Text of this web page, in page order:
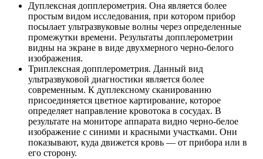
Дуплексная допплерометрия. Она является более
простым видом исследования, при котором прибор
посылает ультразвуковые волны через определенные
промежутки времени. Результаты допплерометрии
видны на экране в виде двухмерного черно-белого
изображения.
Триплексная допплерометрия. Данный вид
ультразвуковой диагностики является более
современным. К дуплексному сканированию
присоединяется цветное картирование, которое
определяет направление кровотока в сосудах. В
результате на мониторе аппарата видно черно-белое
изображение с синими и красными участками. Они
показывают, куда движется кровь — от прибора или в
его сторону.